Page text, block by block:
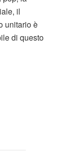
il
unitario è
di questo